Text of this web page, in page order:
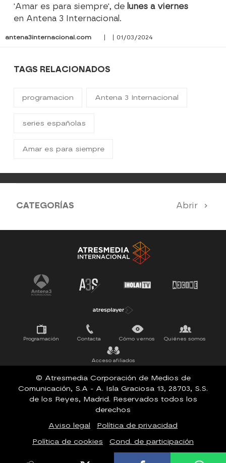
'Amar es para siempre', de lunes a viernes
en Antena 3 Internacional.
antena3internacional.com | | 01/03/2024
TAGS RELACIONADOS
programacion Antena 3 Internacional
series españolas
Amar es para siempre
CATEGORÍAS Abrir
Antena 3 Noticias El Hormiguero
Tu cara me suena Pasapalabra
Programación Contacta Cómo vernos Quiénes somos
Acceso afiliados
© Atresmedia Corporación de Medios de
Comunicación, S.A - A. Isla Graciosa 13, 28703, S.S.
de los Reyes, Madrid. Reservados todos los
derechos
Aviso legal
Política de privacidad
Política de cookies
Cond. de participación